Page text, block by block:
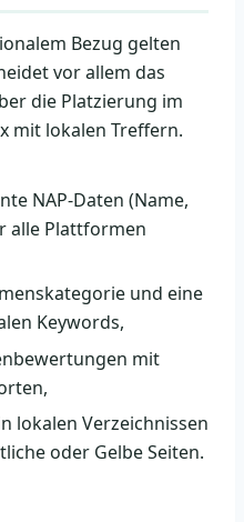
Bezug gelten
vor allem das
die Platzierung im
mit lokalen Treffern.
NAP-Daten (Name,
alle Plattformen
und eine
Keywords,
mit
lokalen Verzeichnissen
oder Gelbe Seiten.